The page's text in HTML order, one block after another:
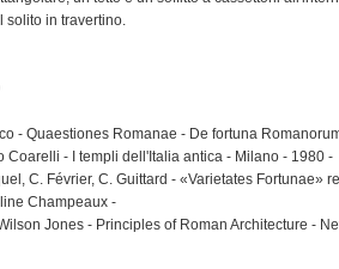
solito in travertino.
- Quaestiones Romanae - De fortuna
Coarelli - I templi dell'Italia antica - Milano - 1980 -
C. Février, C. Guittard - «Varietates Fortunae»
Champeaux -
Jones - Principles of Roman Architecture -